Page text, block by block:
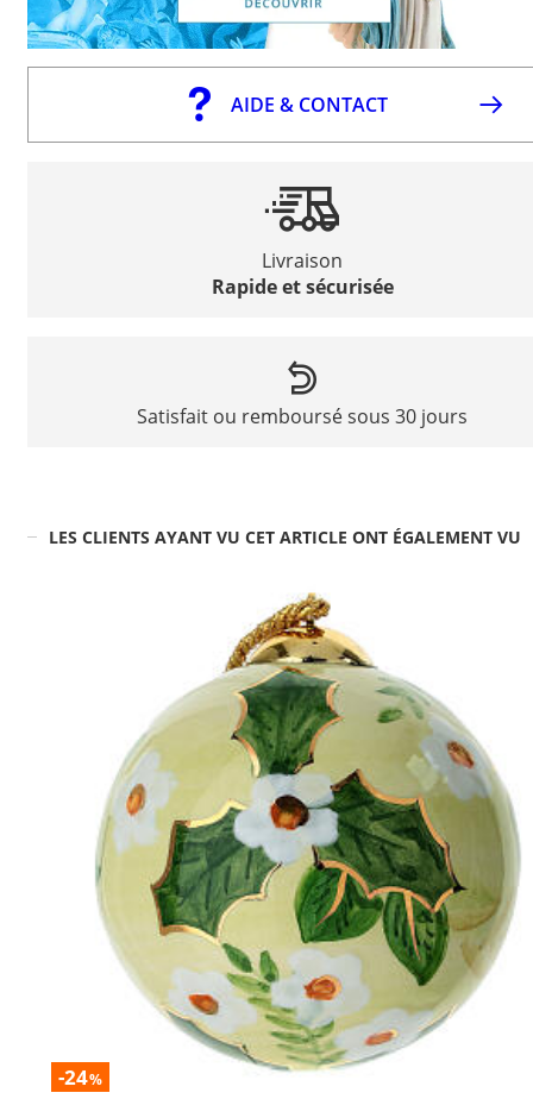
AIDE & CONTACT
Livraison
Rapide et sécurisée
Satisfait ou remboursé sous 30 jours
LES CLIENTS AYANT VU CET ARTICLE ONT ÉGALEMENT VU
-24%